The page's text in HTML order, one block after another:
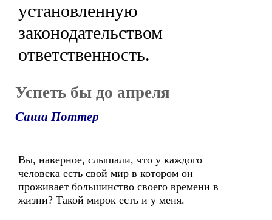
установленную
законодательством
ответственность.
Успеть бы до апреля
Саша Поттер
Вы, наверное, слышали, что у каждого
человека есть свой мир в котором он
проживает большинство своего времени в
жизни? Такой мирок есть и у меня.